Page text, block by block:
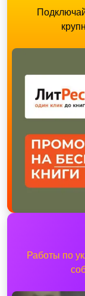
Работы по